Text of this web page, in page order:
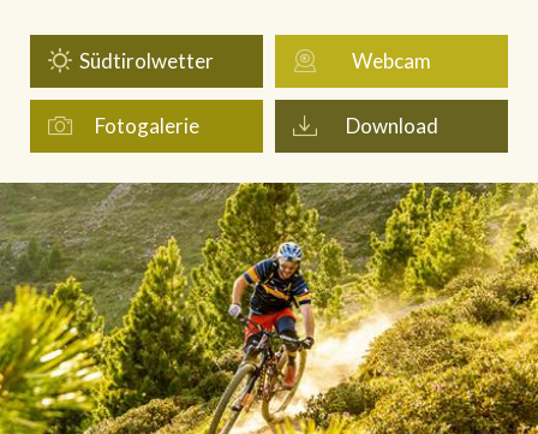
Südtirolwetter Webcam
Fotogalerie Download